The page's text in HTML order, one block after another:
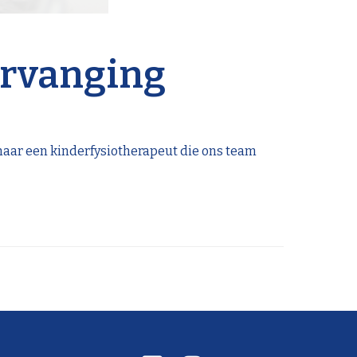
een kinderfysiotherapeut die ons team